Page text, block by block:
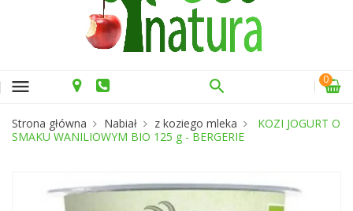
menu 0
Strona główna Nabiał z koziego mleka
KOZI JOGURT O
SMAKU WANILIOWYM BIO 125 g - BERGERIE